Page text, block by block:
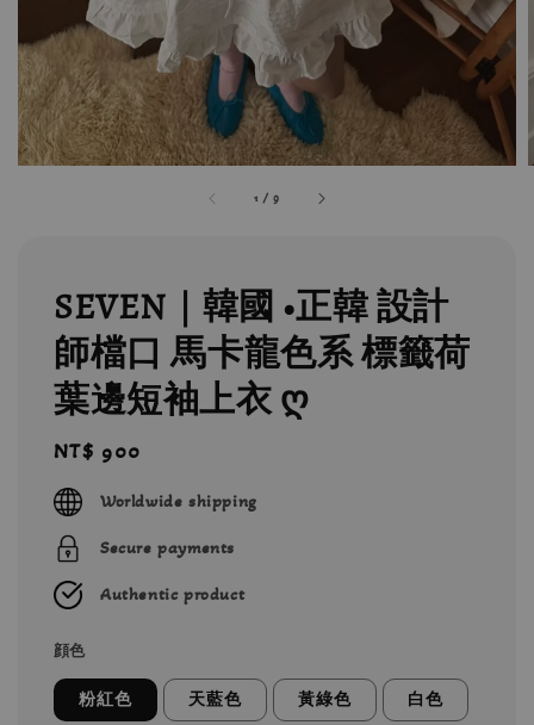
1 /9
SEVEN｜韓國 •正韓 設計
師檔口 馬卡龍色系 標籤荷
葉邊短袖上衣 ღ
Regular
price
NT$ 900
Worldwide shipping
Secure payments
Authentic product
顔色
粉紅色 天藍色 黃綠色 白色